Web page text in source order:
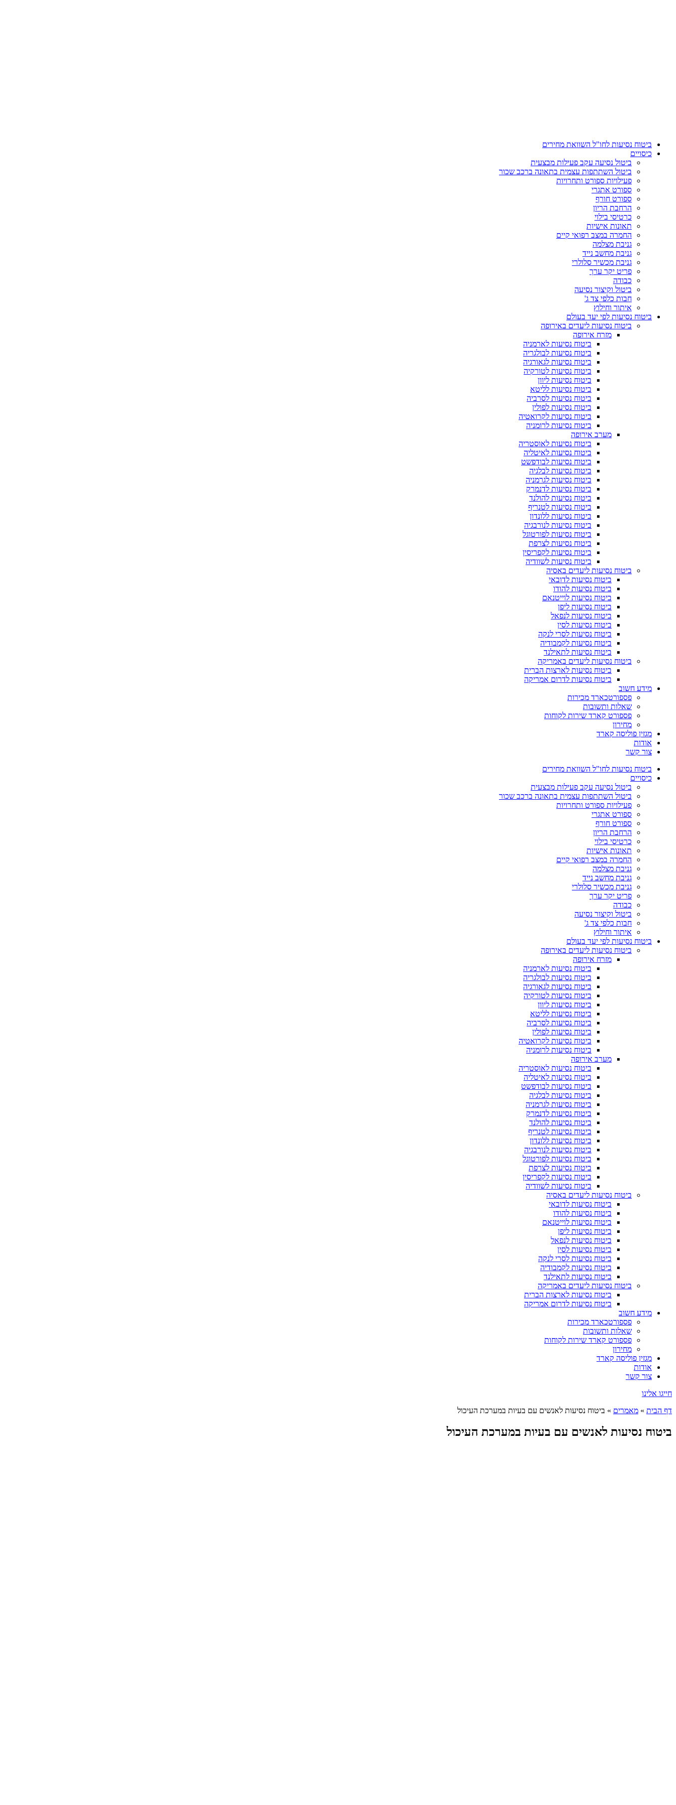
ביטוח נסיעות לחו"ל השוואת מחירים
כיסויים
ביטול נסיעה עקב פעילות מבצעית
ביטול השתתפות עצמית בתאונה ברכב שכור
פעילויות ספורט ותחרויות
ספורט אתגרי
ספורט חורף
הרחבת הריון
כרטיסי בילוי
תאונות אישיות
החמרה במצב רפואי קיים
גניבת מצלמה
גניבת מחשב נייד
גניבת מכשיר סלולרי
פריט יקר ערך
כבודה
ביטול וקיצור נסיעה
חבות כלפי צד ג'
איתור וחילוץ
ביטוח נסיעות לפי יעד בעולם
ביטוח נסיעות ליעדים באירופה
מזרח אירופה
ביטוח נסיעות לארמניה
ביטוח נסיעות לבולגריה
ביטוח נסיעות לגאורגיה
ביטוח נסיעות לטורקיה
ביטוח נסיעות ליוון
ביטוח נסיעות לליטא
ביטוח נסיעות לסרביה
ביטוח נסיעות לפולין
ביטוח נסיעות לקרואטיה
ביטוח נסיעות לרומניה
מערב אירופה
ביטוח נסיעות לאוסטריה
ביטוח נסיעות לאיטליה
ביטוח נסיעות לבודפשט
ביטוח נסיעות לבלגיה
ביטוח נסיעות לגרמניה
ביטוח נסיעות לדנמרק
ביטוח נסיעות להולנד
ביטוח נסיעות לטנריף
ביטוח נסיעות ללונדון
ביטוח נסיעות לנורבגיה
ביטוח נסיעות לפורטוגל
ביטוח נסיעות לצרפת
ביטוח נסיעות לקפריסין
ביטוח נסיעות לשוודיה
ביטוח נסיעות ליעדים באסיה
ביטוח נסיעות לדובאי
ביטוח נסיעות להודו
ביטוח נסיעות לוייטנאם
ביטוח נסיעות ליפן
ביטוח נסיעות לנפאל
ביטוח נסיעות לסין
ביטוח נסיעות לסרי לנקה
ביטוח נסיעות לקמבודיה
ביטוח נסיעות לתאילנד
ביטוח נסיעות ליעדים באמריקה
ביטוח נסיעות לארצות הברית
ביטוח נסיעות לדרום אמריקה
מידע חשוב
פספורטכארד מכירות
שאלות ותשובות
פספורט קארד שירות לקוחות
מחירון
מגזין פוליסה קארד
אודות
צור קשר
ביטוח נסיעות לחו"ל השוואת מחירים
כיסויים
ביטול נסיעה עקב פעילות מבצעית
ביטול השתתפות עצמית בתאונה ברכב שכור
פעילויות ספורט ותחרויות
ספורט אתגרי
ספורט חורף
הרחבת הריון
כרטיסי בילוי
תאונות אישיות
החמרה במצב רפואי קיים
גניבת מצלמה
גניבת מחשב נייד
גניבת מכשיר סלולרי
פריט יקר ערך
כבודה
ביטול וקיצור נסיעה
חבות כלפי צד ג'
איתור וחילוץ
ביטוח נסיעות לפי יעד בעולם
ביטוח נסיעות ליעדים באירופה
מזרח אירופה
ביטוח נסיעות לארמניה
ביטוח נסיעות לבולגריה
ביטוח נסיעות לגאורגיה
ביטוח נסיעות לטורקיה
ביטוח נסיעות ליוון
ביטוח נסיעות לליטא
ביטוח נסיעות לסרביה
ביטוח נסיעות לפולין
ביטוח נסיעות לקרואטיה
ביטוח נסיעות לרומניה
מערב אירופה
ביטוח נסיעות לאוסטריה
ביטוח נסיעות לאיטליה
ביטוח נסיעות לבודפשט
ביטוח נסיעות לבלגיה
ביטוח נסיעות לגרמניה
ביטוח נסיעות לדנמרק
ביטוח נסיעות להולנד
ביטוח נסיעות לטנריף
ביטוח נסיעות ללונדון
ביטוח נסיעות לנורבגיה
ביטוח נסיעות לפורטוגל
ביטוח נסיעות לצרפת
ביטוח נסיעות לקפריסין
ביטוח נסיעות לשוודיה
ביטוח נסיעות ליעדים באסיה
ביטוח נסיעות לדובאי
ביטוח נסיעות להודו
ביטוח נסיעות לוייטנאם
ביטוח נסיעות ליפן
ביטוח נסיעות לנפאל
ביטוח נסיעות לסין
ביטוח נסיעות לסרי לנקה
ביטוח נסיעות לקמבודיה
ביטוח נסיעות לתאילנד
ביטוח נסיעות ליעדים באמריקה
ביטוח נסיעות לארצות הברית
ביטוח נסיעות לדרום אמריקה
מידע חשוב
פספורטכארד מכירות
שאלות ותשובות
פספורט קארד שירות לקוחות
מחירון
מגזין פוליסה קארד
אודות
צור קשר
חייגו אלינו
דף הבית » מאמרים » ביטוח נסיעות לאנשים עם בעיות במערכת העיכול
ביטוח נסיעות לאנשים עם בעיות במערכת העיכול